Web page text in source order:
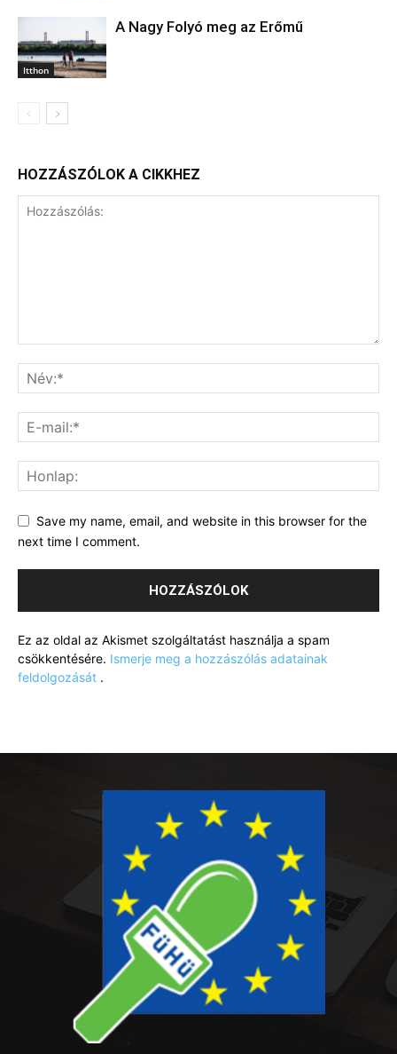
Itthon
A Nagy Folyó meg az Erőmű
HOZZÁSZÓLOK A CIKKHEZ
Save my name, email, and website in this browser for the
next time I comment.
Ez az oldal az Akismet szolgáltatást használja a spam
csökkentésére. Ismerje meg a hozzászólás adatainak
feldolgozását .